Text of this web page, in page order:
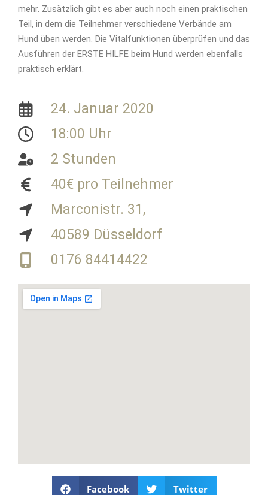
mehr. Zusätzlich gibt es aber auch noch einen praktischen
Teil, in dem die Teilnehmer verschiedene Verbände am
Hund üben werden. Die Vitalfunktionen überprüfen und das
Ausführen der ERSTE HILFE beim Hund werden ebenfalls
praktisch erklärt.
24. Januar 2020
18:00 Uhr
2 Stunden
40€ pro Teilnehmer
Marconistr. 31,
40589 Düsseldorf
0176 84414422
Facebook Twitter